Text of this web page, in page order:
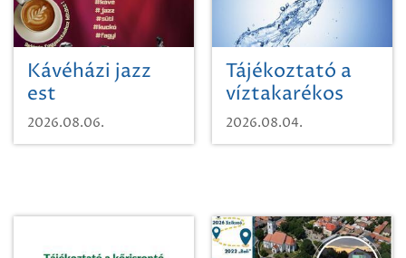
Kávéházi jazz
est
2026.08.06.
Tájékoztató a
víztakarékos
vízhasználatról
2026.08.04.